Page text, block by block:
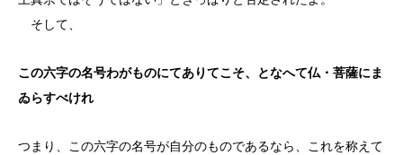
そして、
この六字の名号わがものにてありてこそ、となへて仏・菩薩にま
ゐらすべけれ
つまり、この六字の名号が自分のものであるなら、これを称えて